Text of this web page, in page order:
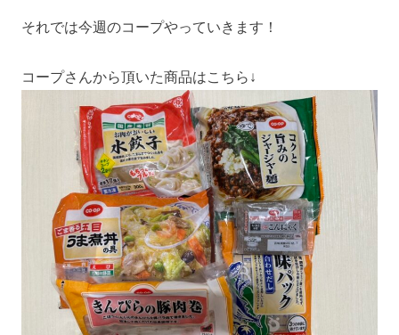
それでは今週のコープやっていきます！
コープさんから頂いた商品はこちら↓